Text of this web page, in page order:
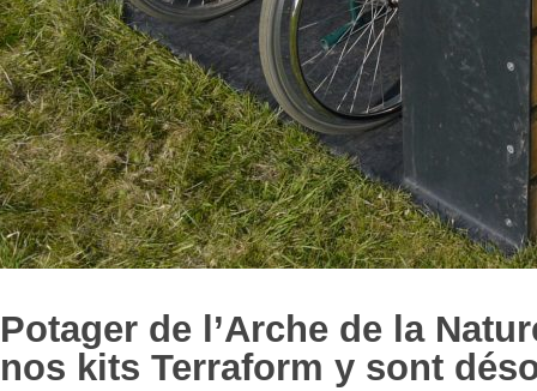
Potager de l’Arche de la
nos kits Terraform y sont